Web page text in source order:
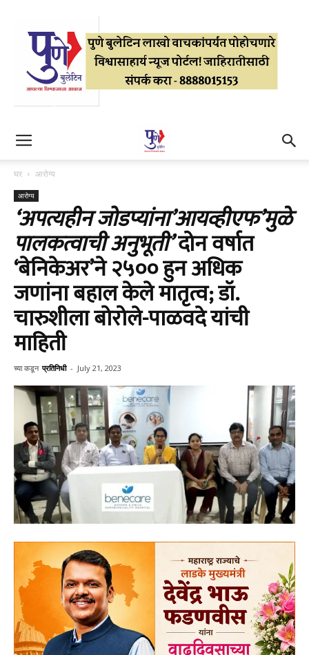
घर आरोग्य
आरोग्य
‘अपत्यहीन जोडप्यांना’आयव्हीएफ’मुळे
पालकत्वाची अनुभूती’दोन वर्षात
‘बेनिकेअर’ने २५०० हुन अधिक
जणांना बहाल केले मातृत्व; डॉ.
चारुशीला बोरोले-पाळवदे यांची
माहिती
च्या कडून प्रतिनिधी - July 21, 2023